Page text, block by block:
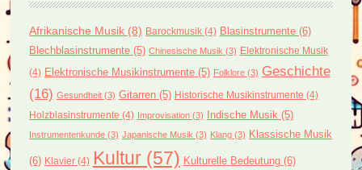
Afrikanische Musik(8) Barockmusik(4) Blasinstrumente(6)
Blechblasinstrumente(5) Chinesische Musik(3) Elektronische Musik
(4) Elektronische Musikinstrumente(5) Folklore(3) Geschichte
(16) Gesundheit(3) Gitarren(5) Historische Musikinstrumente (4)
Holzblasinstrumente (4) Improvisation(3) Indische Musik(5)
Instrumentenkunde(3) Japanische Musik(3) Klang(3) Klassische Musik
(6) Klavier(4) Kultur(57) Kulturelle Bedeutung(6)